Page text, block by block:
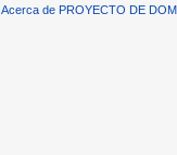
Acerca de PROYECTO DE